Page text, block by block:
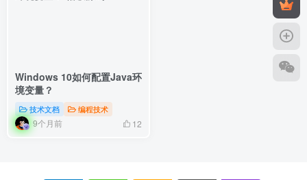
Windows 10如何配置Java环
境变量？
技术文档 编程技术
9个月前 12